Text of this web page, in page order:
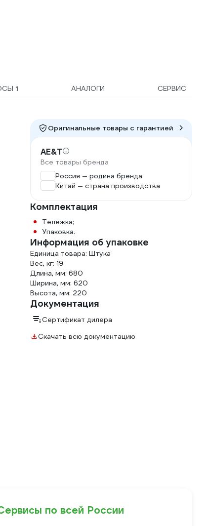
1 АНАЛОГИ СЕРВИС
Оригинальные товары c гарантией
AE&T
Все товары бренда
Россия — родина бренда
Китай — страна производства
Комплектация
Тележка;
Упаковка.
Информация об упаковке
Единица товара: Штука
Вес, кг: 19
Длина, мм: 680
Ширина, мм: 620
Высота, мм: 220
Документация
Сертификат дилера
Скачать всю документацию
по всей России